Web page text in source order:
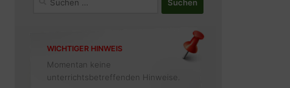
WICHTIGER HINWEIS
Momentan keine
unterrichtsbetreffenden Hinweise.